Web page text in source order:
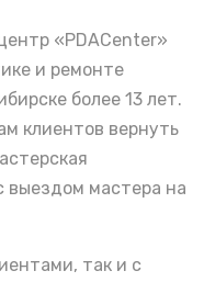
«PDACenter»
и ремонте
более 13 лет.
клиентов вернуть
выездом мастера на
так и с